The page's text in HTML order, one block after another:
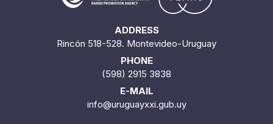
ADDRESS
Rincón 518-528. Montevideo-Uruguay
PHONE
(598) 2915 3838
E-MAIL
info@uruguayxxi.gub.uy